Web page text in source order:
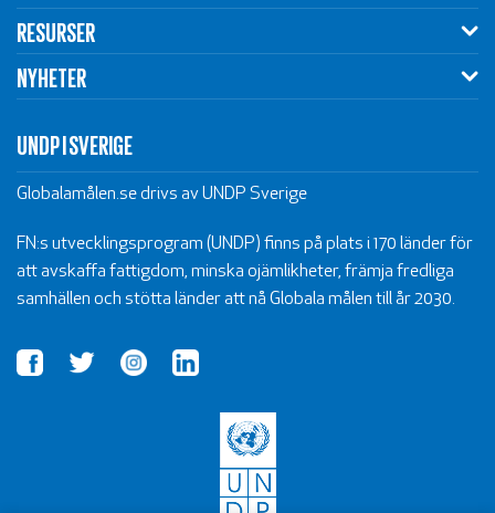
RESURSER
NYHETER
UNDP I SVERIGE
Globalamålen.se drivs av UNDP Sverige
FN:s utvecklingsprogram (UNDP) finns på plats i 170 länder för
att avskaffa fattigdom, minska ojämlikheter, främja fredliga
samhällen och stötta länder att nå Globala målen till år 2030.